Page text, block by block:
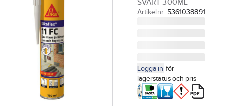
SVART 300ML
Artikelnr: 5361038891
Logga in för
lagerstatus och pris